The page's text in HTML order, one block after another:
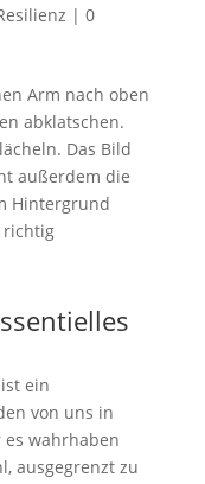
| 0
ein
von uns in
wahrhaben
ausgegrenzt zu